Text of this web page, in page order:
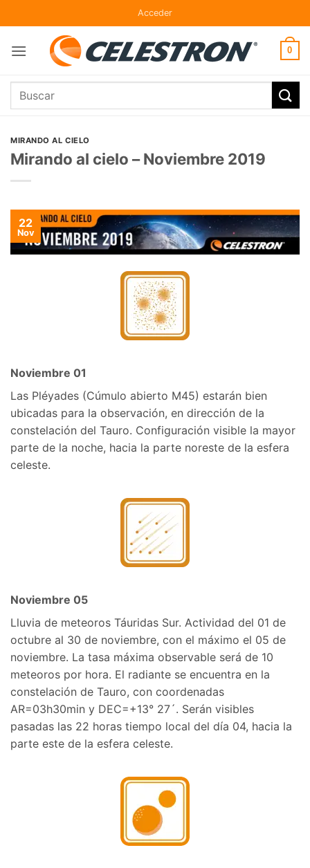
to
Acceder
0
Buscar
MIRANDO AL CIELO
Mirando al cielo – Noviembre 2019
22
Nov
Noviembre 01
Las Pléyades (Cúmulo abierto M45) estarán bien
ubicadas para la observación, en dirección de la
constelación del Tauro. Configuración visible la mayor
parte de la noche, hacia la parte noreste de la esfera
celeste.
Noviembre 05
Lluvia de meteoros Táuridas Sur. Actividad del 01 de
octubre al 30 de noviembre, con el máximo el 05 de
noviembre. La tasa máxima observable será de 10
meteoros por hora. El radiante se encuentra en la
constelación de Tauro, con coordenadas
AR=03h30min y DEC=+13° 27´. Serán visibles
pasadas las 22 horas tiempo local del día 04, hacia la
parte este de la esfera celeste.